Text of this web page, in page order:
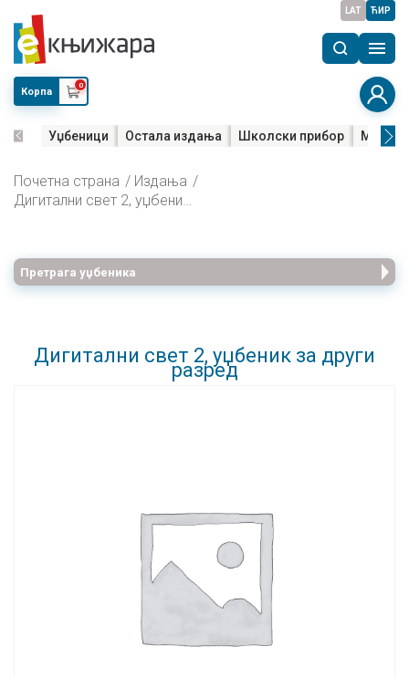
LAT ЋИР
Корпа
0
Уџбеници Остала издања Школски прибор Мала
Почетна страна
Издања
Дигитални свет 2, уџбеник за други разред
Претрага уџбеника
Дигитални свет 2, уџбеник за други
разред